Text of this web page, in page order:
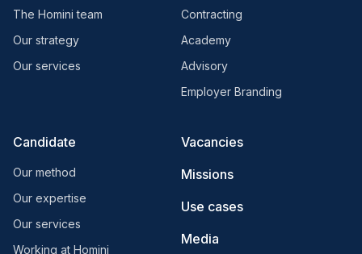
The Homini team
Our strategy
Our services
Contracting
Academy
Advisory
Employer Branding
Candidate
Our method
Our expertise
Our services
Working at Homini
Vacancies
Missions
Use cases
Media